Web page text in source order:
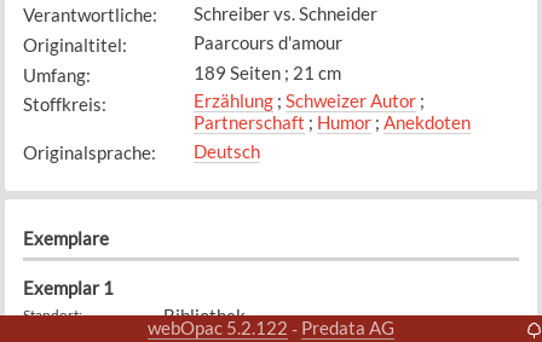
Verantwortliche:
Schreiber vs. Schneider
Originaltitel:
Paarcours d'amour
Umfang:
189 Seiten ; 21 cm
Stoffkreis: Erzählung; Schweizer Autor;
Partnerschaft ; Humor; Anekdoten
Originalsprache: Deutsch
Exemplare
Exemplar 1
Standort: Bibliothek
webOpac 5.2.122 - Predata AG